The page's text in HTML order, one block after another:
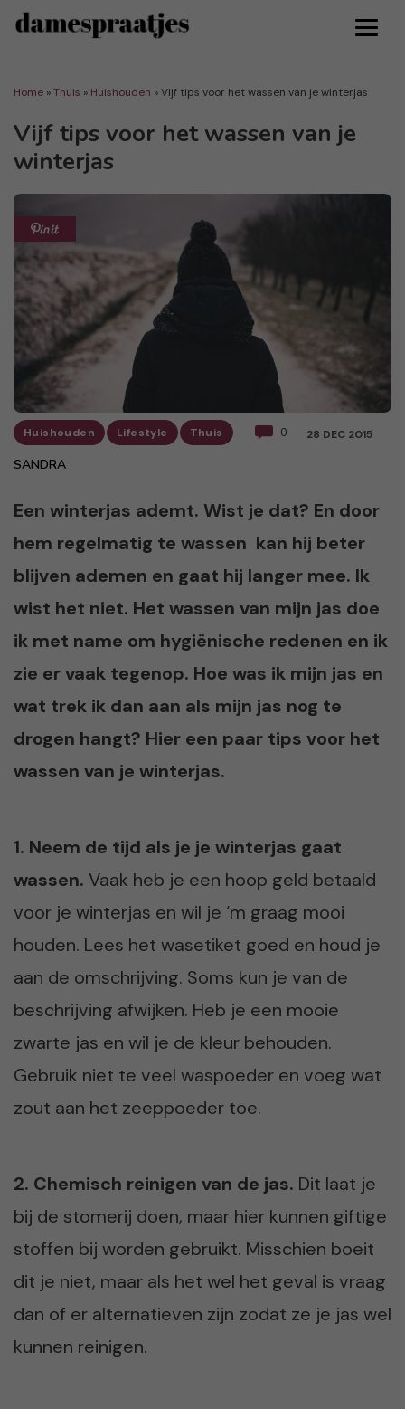
Home »Thuis » Huishouden »Vijf tips voor het wassen van je winterjas
Vijf tips voor het wassen van je
winterjas
Huishouden Lifestyle Thuis 0 28 DEC 2015
SANDRA
Een winterjas ademt. Wist je dat? En door
hem regelmatig te wassen kan hij beter
blijven ademen en gaat hij langer mee. Ik
wist het niet. Het wassen van mijn jas doe
ik met name om hygiënische redenen en ik
zie er vaak tegenop. Hoe was ik mijn jas en
wat trek ik dan aan als mijn jas nog te
drogen hangt? Hier een paar tips voor het
wassen van je winterjas.
1. Neem de tijd als je je winterjas gaat
wassen. Vaak heb je een hoop geld betaald
voor je winterjas en wil je ‘m graag mooi
houden. Lees het wasetiket goed en houd je
aan de omschrijving. Soms kun je van de
beschrijving afwijken. Heb je een mooie
zwarte jas en wil je de kleur behouden.
Gebruik niet te veel waspoeder en voeg wat
zout aan het zeeppoeder toe.
2. Chemisch reinigen van de jas. Dit laat je
bij de stomerij doen, maar hier kunnen giftige
stoffen bij worden gebruikt. Misschien boeit
dit je niet, maar als het wel het geval is vraag
dan of er alternatieven zijn zodat ze je jas wel
kunnen reinigen.